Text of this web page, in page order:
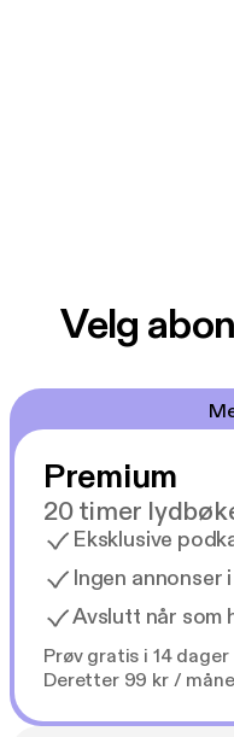
Velg
Premium
20 timer
Eksklusive
Ingen annonser
Avslutt når som
Prøv gratis i 14 dager
Deretter 99 kr /